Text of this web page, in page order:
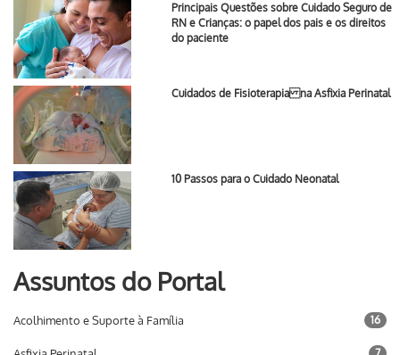
Principais Questões sobre Cuidado Seguro de
RN e Crianças: o papel dos pais e os direitos
do paciente
Cuidados de Fisioterapia na Asfixia Perinatal
10 Passos para o Cuidado Neonatal
Assuntos do Portal
Acolhimento e Suporte à Família 16